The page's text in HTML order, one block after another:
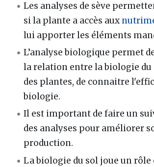
Les analyses de sève
si la plante a accès aux
lui apporter les éléments
L’analyse biologique permet
la relation entre la biologie du
des plantes, de connaitre
biologie.
Il est important de faire un
des analyses pour améliorer
production.
La biologie du sol joue un rôle